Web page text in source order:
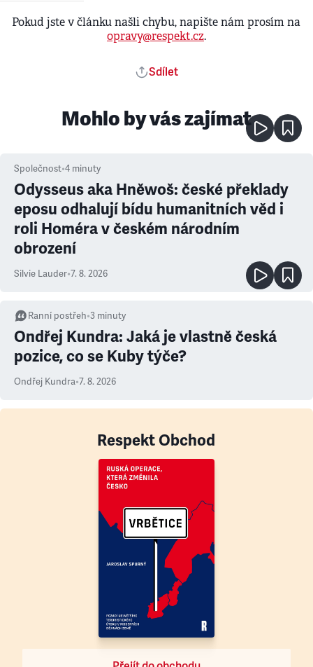
Pokud jste v článku našli chybu, napište nám prosím na
opravy@respekt.cz.
Sdílet
Mohlo by vás zajímat
Společnost•4 minuty
Odysseus aka Hněwoš: české překlady
eposu odhalují bídu humanitních věd i
roli Homéra v českém národním
obrození
Silvie Lauder•7. 8. 2026
Ranní postřeh•3 minuty
Ondřej Kundra: Jaká je vlastně česká
pozice, co se Kuby týče?
Ondřej Kundra•7. 8. 2026
Respekt Obchod